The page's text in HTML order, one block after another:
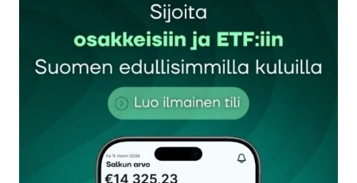
Sähköpostiosoitettasi ei julkaista.Pakolliset
kentät on merkitty*
Kommentti*